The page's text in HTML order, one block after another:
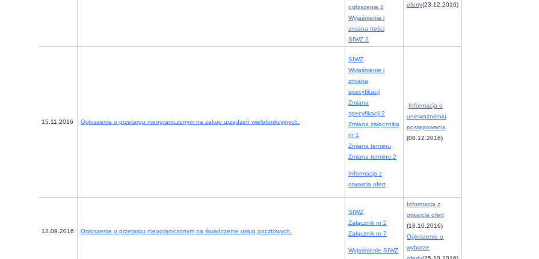
ogłoszenia 2
Wyjaśnienia i
zmiana treści
SIWZ 2
oferty(23.12.2016)
15.11.2016 Ogłoszenie o przetargu nieograniczonym na zakup urządzeń wielofunkcyjnych.
SIWZ
Wyjaśnienie i
zmiana
specyfikacji
Zmiana
specyfikacji 2
Zmiana załącznika
nr 1
Zmiana terminu
Zmiana terminu 2
Informacja z
otwarcia ofert
Informacja o
unieważnieniu
postępowania
(08.12.2016)
12.09.2016 Ogłoszenie o przetargu nieograniczonym na świadczenie usług pocztowych.
SIWZ
Załącznik nr 2
Załącznik nr 7
Wyjaśnienie SIWZ
Informacja z
otwarcia ofert
(18.10.2016)
Ogłoszenie o
wyborze